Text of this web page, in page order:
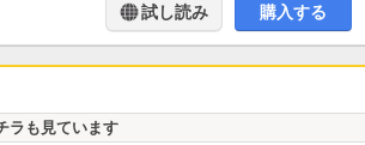
試し読み 購入する
ラも見ています